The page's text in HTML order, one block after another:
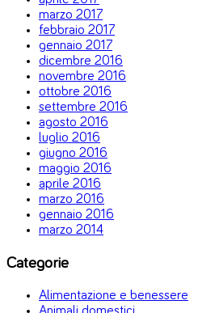
marzo 2017
febbraio 2017
gennaio 2017
dicembre 2016
novembre 2016
ottobre 2016
settembre 2016
agosto 2016
luglio 2016
giugno 2016
maggio 2016
aprile 2016
marzo 2016
gennaio 2016
marzo 2014
Categorie
Alimentazione e benessere